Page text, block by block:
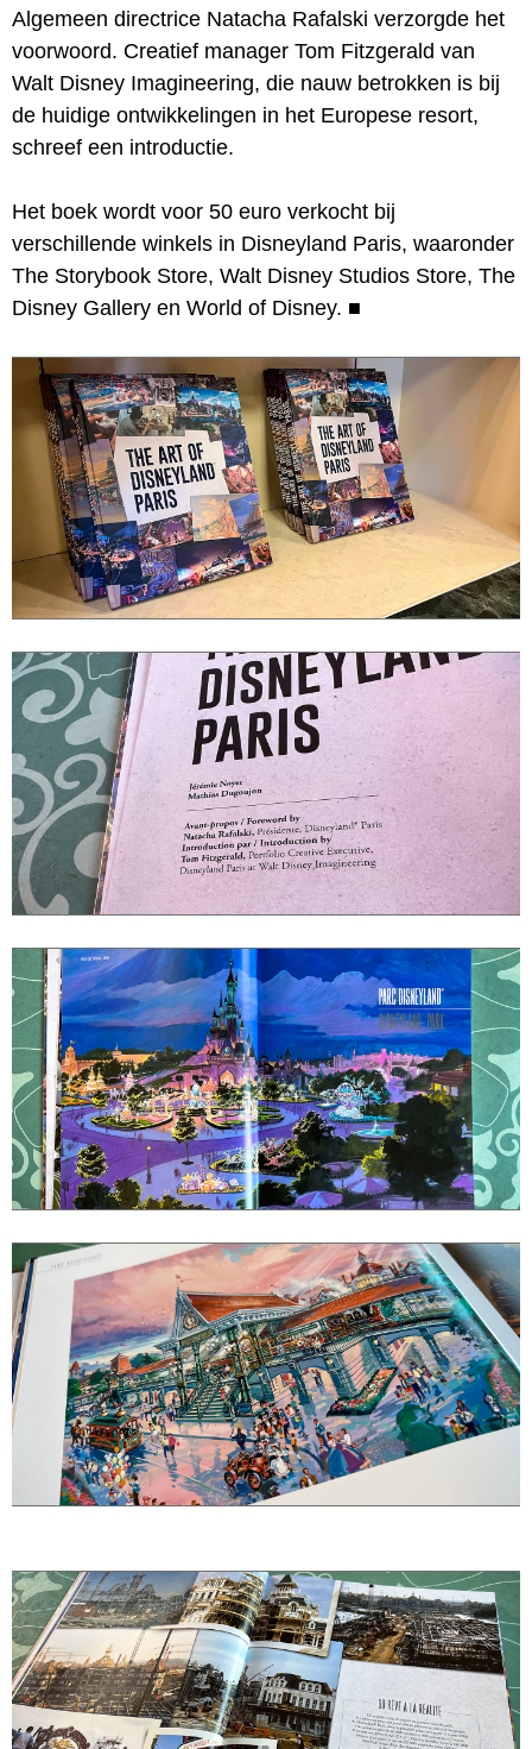
Algemeen directrice Natacha Rafalski verzorgde het
voorwoord. Creatief manager Tom Fitzgerald van
Walt Disney Imagineering, die nauw betrokken is bij
de huidige ontwikkelingen in het Europese resort,
schreef een introductie.
Het boek wordt voor 50 euro verkocht bij
verschillende winkels in Disneyland Paris, waaronder
The Storybook Store, Walt Disney Studios Store, The
Disney Gallery en World of Disney. ■